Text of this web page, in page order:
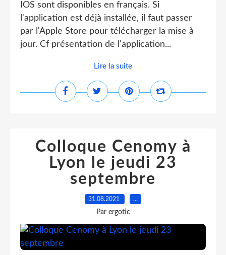
IOS sont disponibles en français. Si
l'application est déjà installée, il faut passer
par l'Apple Store pour télécharger la mise à
jour. Cf présentation de l'application...
Lire la suite
Colloque Cenomy à
Lyon le jeudi 23
septembre
31.08.2021 …
Par ergotic